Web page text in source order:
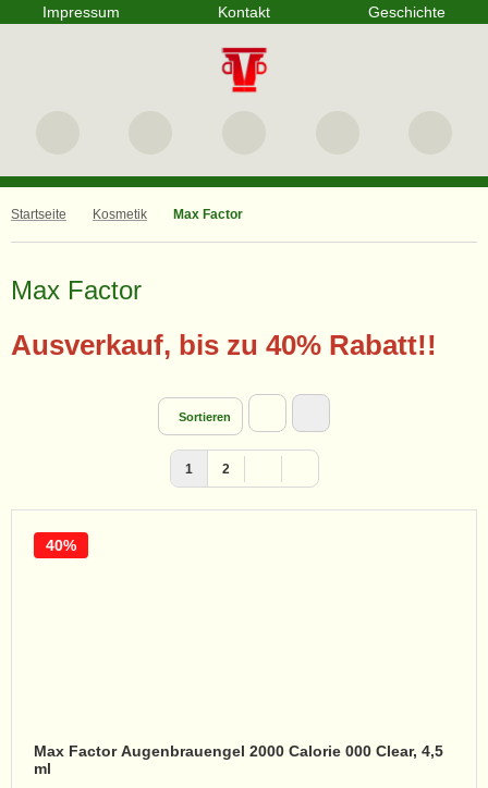
Impressum Kontakt Geschichte
Startseite Kosmetik Max Factor
Max Factor
Ausverkauf, bis zu 40% Rabatt!!
Sortieren
1 2
Max Factor Augenbrauengel 2000 Calorie 000 Clear, 4,5
ml
40%